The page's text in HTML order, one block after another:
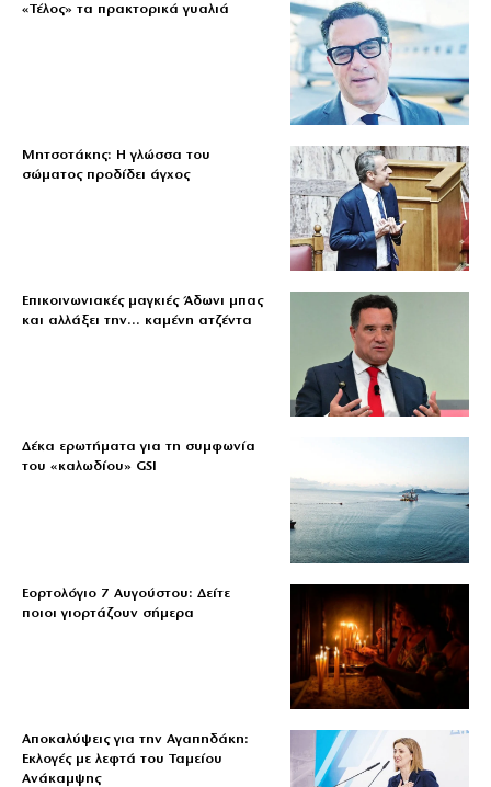
«Τέλος» τα πρακτορικά γυαλιά
Μητσοτάκης: Η γλώσσα του
σώματος προδίδει άγχος
Επικοινωνιακές μαγκιές Άδωνι μπας
και αλλάξει την… καμένη ατζέντα
Δέκα ερωτήματα για τη συμφωνία
του «καλωδίου» GSI
Εορτολόγιο 7 Αυγούστου: Δείτε
ποιοι γιορτάζουν σήμερα
Αποκαλύψεις για την Αγαπηδάκη:
Εκλογές με λεφτά του Ταμείου
Ανάκαμψης